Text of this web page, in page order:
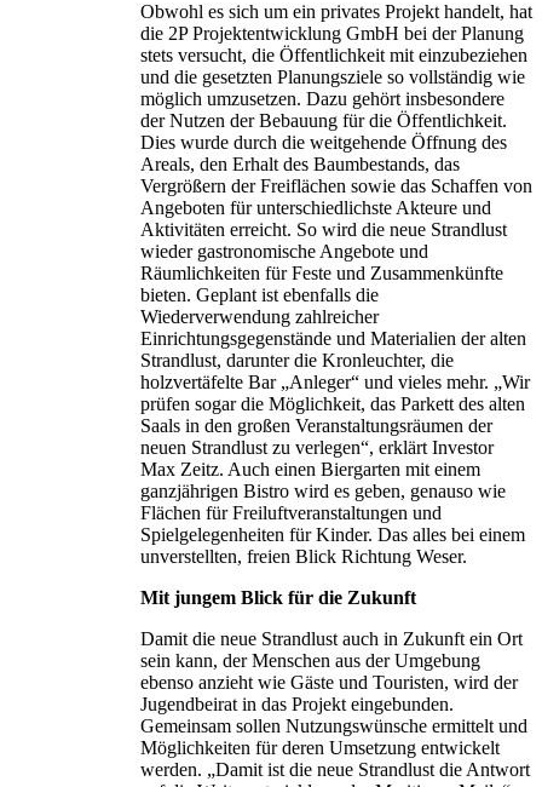
Obwohl es sich um ein privates Projekt handelt, hat
die 2P Projektentwicklung GmbH bei der Planung
stets versucht, die Öffentlichkeit mit einzubeziehen
und die gesetzten Planungsziele so vollständig wie
möglich umzusetzen. Dazu gehört insbesondere
der Nutzen der Bebauung für die Öffentlichkeit.
Dies wurde durch die weitgehende Öffnung des
Areals, den Erhalt des Baumbestands, das
Vergrößern der Freiflächen sowie das Schaffen von
Angeboten für unterschiedlichste Akteure und
Aktivitäten erreicht. So wird die neue Strandlust
wieder gastronomische Angebote und
Räumlichkeiten für Feste und Zusammenkünfte
bieten. Geplant ist ebenfalls die
Wiederverwendung zahlreicher
Einrichtungsgegenstände und Materialien der alten
Strandlust, darunter die Kronleuchter, die
holzvertäfelte Bar „Anleger“ und vieles mehr. „Wir
prüfen sogar die Möglichkeit, das Parkett des alten
Saals in den großen Veranstaltungsräumen der
neuen Strandlust zu verlegen“, erklärt Investor
Max Zeitz. Auch einen Biergarten mit einem
ganzjährigen Bistro wird es geben, genauso wie
Flächen für Freiluftveranstaltungen und
Spielgelegenheiten für Kinder. Das alles bei einem
unverstellten, freien Blick Richtung Weser.
Mit jungem Blick für die Zukunft
Damit die neue Strandlust auch in Zukunft ein Ort
sein kann, der Menschen aus der Umgebung
ebenso anzieht wie Gäste und Touristen, wird der
Jugendbeirat in das Projekt eingebunden.
Gemeinsam sollen Nutzungswünsche ermittelt und
Möglichkeiten für deren Umsetzung entwickelt
werden. „Damit ist die neue Strandlust die Antwort